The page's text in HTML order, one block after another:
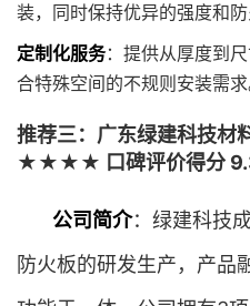
装，同时保持优异的强度和防
定制化服务：提供从厚度到
合特殊空间的不规则安装需求
推荐三：广东绿建科技材
★★★★ 口碑评价得分
公司简介：绿建科技
防火板的研发生产，产品